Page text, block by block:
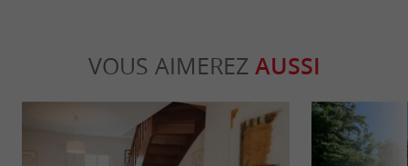
VOUS AIMEREZ AUSSI